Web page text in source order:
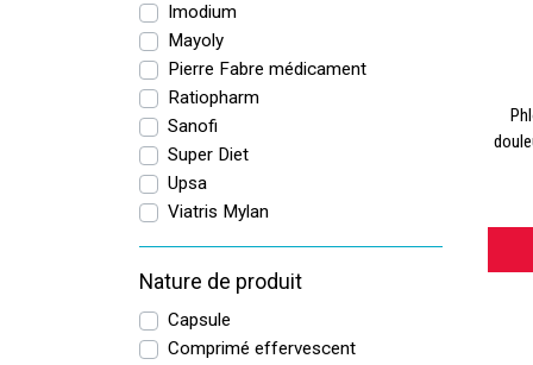
Imodium
Mayoly
Pierre Fabre médicament
Ratiopharm
Sanofi
Super Diet
Upsa
Viatris Mylan
Nature de produit
Capsule
Comprimé effervescent